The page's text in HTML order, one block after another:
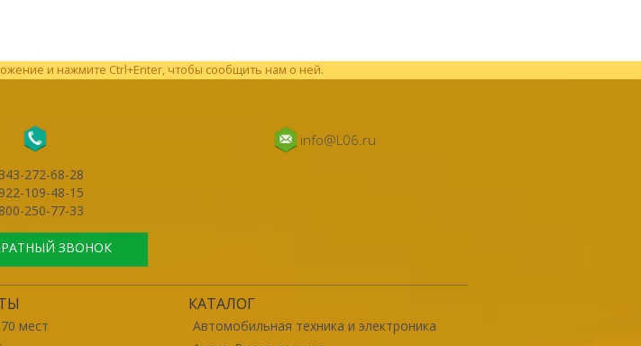
и нажмите Ctrl+Enter, чтобы сообщить нам о ней.
272-68-28
109-48-15
250-77-33
ЗВОНОК
info@L06.ru
мест
КАТАЛОГ
Автомобильная техника и электроника